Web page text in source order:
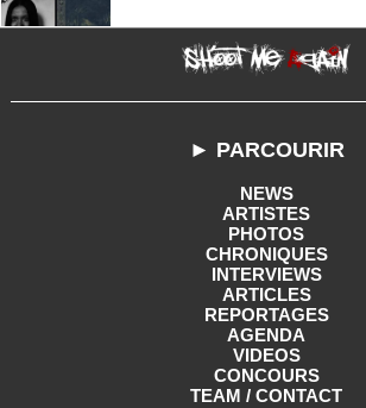
► PARCOURIR
NEWS
ARTISTES
PHOTOS
CHRONIQUES
INTERVIEWS
ARTICLES
REPORTAGES
AGENDA
VIDEOS
CONCOURS
TEAM / CONTACT